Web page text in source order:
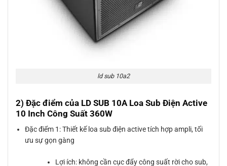
ld sub 10a2
2) Đặc điểm của LD SUB 10A Loa Sub Điện Active
10 Inch Công Suất 360W
Đặc điểm 1: Thiết kế loa sub điện active tích hợp ampli, tối
ưu sự gọn gàng
Lợi ích: không cần cục đẩy công suất rời cho sub,